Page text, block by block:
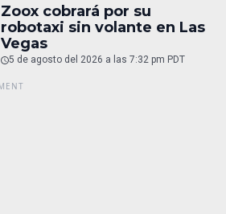
Zoox cobrará por su
robotaxi sin volante en Las
Vegas
5 de agosto del 2026 a las 7:32 pm PDT